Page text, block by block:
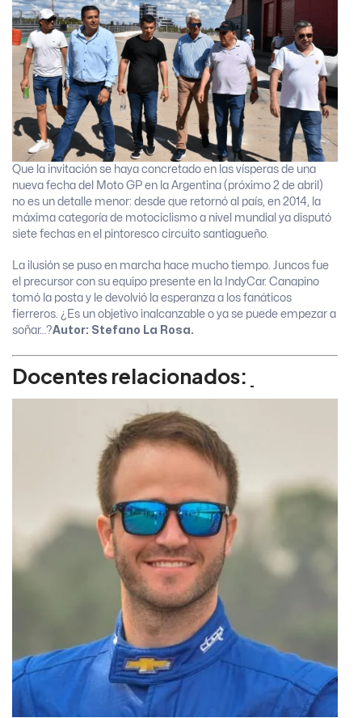
Que la invitación se haya concretado en las vísperas de una
nueva fecha del Moto GP en la Argentina (próximo 2 de abril)
no es un detalle menor: desde que retornó al país, en 2014, la
máxima categoría de motociclismo a nivel mundial ya disputó
siete fechas en el pintoresco circuito santiagueño.
La ilusión se puso en marcha hace mucho tiempo. Juncos fue
el precursor con su equipo presente en la IndyCar. Canapino
tomó la posta y le devolvió la esperanza a los fanáticos
fierreros. ¿Es un objetivo inalcanzable o ya se puede empezar a
soñar…?Autor: Stefano La Rosa.
Docentes relacionados: